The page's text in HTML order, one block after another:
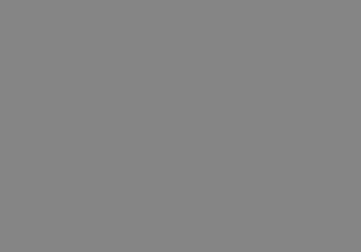
từ Hà Nội
bắt khách dọc đường, chỉ hỗ trợ đón tại
xe đi đêm, tài xế vẫn chạy tốc độ vừa